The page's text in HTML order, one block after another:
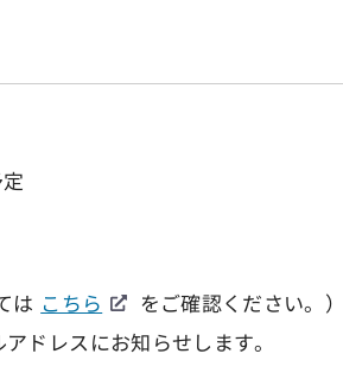
は こちら
をご確認ください。
ドレスにお知らせします。